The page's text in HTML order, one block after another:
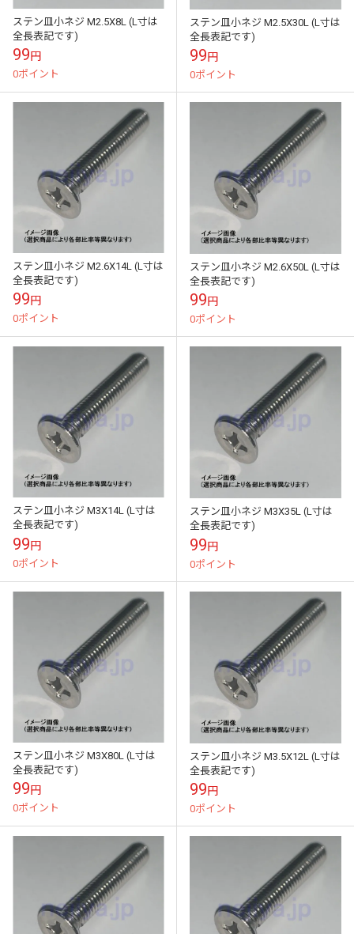
ステン皿小ネジ M2.5X8L (L寸は
全長表記です)
99円
0ポイント
ステン皿小ネジ M2.5X30L (L寸は
全長表記です)
99円
0ポイント
ステン皿小ネジ M2.6X14L (L寸は
全長表記です)
99円
0ポイント
ステン皿小ネジ M2.6X50L (L寸は
全長表記です)
99円
0ポイント
ステン皿小ネジ M3X14L (L寸は
全長表記です)
99円
0ポイント
ステン皿小ネジ M3X35L (L寸は
全長表記です)
99円
0ポイント
ステン皿小ネジ M3X80L (L寸は
全長表記です)
99円
0ポイント
ステン皿小ネジ M3.5X12L (L寸は
全長表記です)
99円
0ポイント